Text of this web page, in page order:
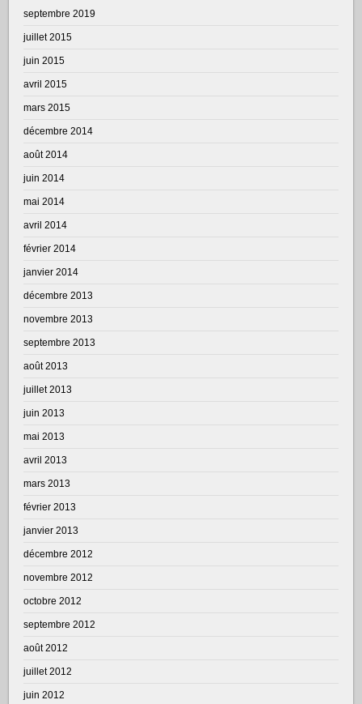
septembre 2019
juillet 2015
juin 2015
avril 2015
mars 2015
décembre 2014
août 2014
juin 2014
mai 2014
avril 2014
février 2014
janvier 2014
décembre 2013
novembre 2013
septembre 2013
août 2013
juillet 2013
juin 2013
mai 2013
avril 2013
mars 2013
février 2013
janvier 2013
décembre 2012
novembre 2012
octobre 2012
septembre 2012
août 2012
juillet 2012
juin 2012